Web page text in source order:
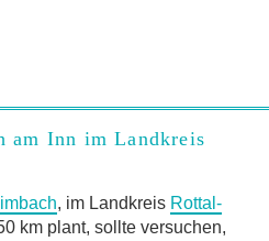
am Inn im Landkreis
, im Landkreis Rottal-
km plant, sollte versuchen,